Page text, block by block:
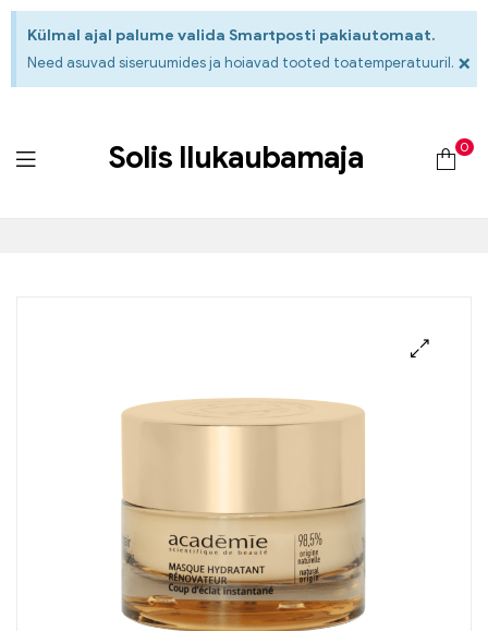
Külmal ajal palume valida Smartposti pakiautomaat.
Need asuvad siseruumides ja hoiavad tooted toatemperatuuril. ×
Solis Ilukaubamaja 0